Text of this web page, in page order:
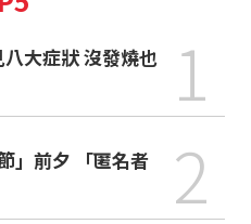
1
」前夕 「匿名者
2